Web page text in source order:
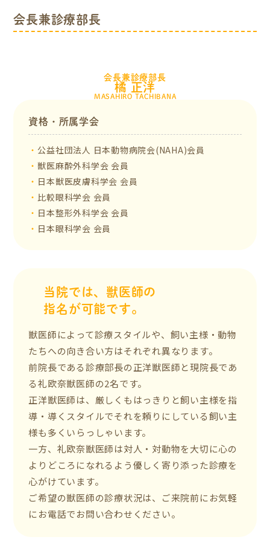
会長兼診療部長
会長兼診療部長
橘 正洋
MASAHIRO TACHIBANA
資格・所属学会
公益社団法人 日本動物病院会(NAHA)会員
獣医麻酔外科学会 会員
日本獣医皮膚科学会 会員
比較眼科学会 会員
日本整形外科学会 会員
日本眼科学会 会員
当院では、獣医師の
指名が可能です。
獣医師によって診療スタイルや、飼い主様・動物
たちへの向き合い方はそれぞれ異なります。
前院長である診療部長の正洋獣医師と現院長であ
る礼欧奈獣医師の2名です。
正洋獣医師は、厳しくもはっきりと飼い主様を指
導・導くスタイルでそれを頼りにしている飼い主
様も多くいらっしゃいます。
一方、礼欧奈獣医師は対人・対動物を大切に心の
よりどころになれるよう優しく寄り添った診療を
心がけています。
ご希望の獣医師の診療状況は、ご来院前にお気軽
にお電話でお問い合わせください。